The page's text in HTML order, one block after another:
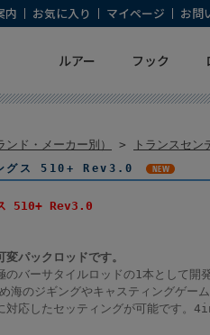
内 お気に入り マイページ お問
ルアー フック
ド・メーカー別） > トランスセン
ングス 510+ Rev3.0
ス 510+ Rev3.0
パックロッドです。
バーサタイルロッドの1本として開
海のジギングやキャスティングゲー
対応したセッティングが可能です。